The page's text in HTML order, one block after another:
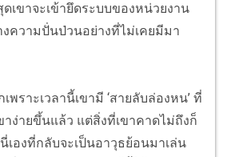
ดเขาจะเข้ายึดระบบของหน่วยงาน
ความปั่นป่วนอย่างที่ไม่เคยมีมา
พราะเวลานี้เขามี ‘สายลับล่องหน’ ที่
าง่ายขึ้นแล้ว แต่สิ่งที่เขาคาดไม่ถึงก็
เองที่กลับจะเป็นอาวุธย้อนมาเล่น